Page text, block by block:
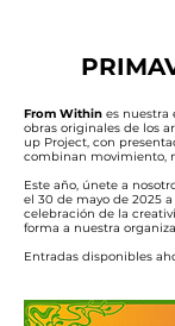
From Within es nuestra
obras originales de los
up Project, con
combinan movimiento,
Este año, únete a
el 30 de mayo de 2025
celebración de la
forma a nuestra
Entradas disponibles